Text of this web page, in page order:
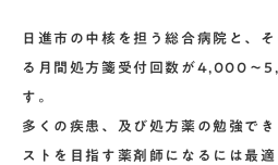
日進市の中核を担う総合病院と、
る月間処方箋受付回数が4,000～
す。
多くの疾患、及び処方薬の勉強で
ストを目指す薬剤師になるには最適